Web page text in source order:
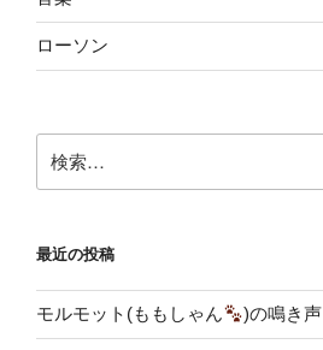
ローソン
索:
最近の投稿
モルモット(ももしゃん )の鳴き声